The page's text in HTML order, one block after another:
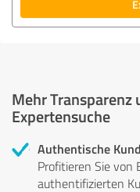
Mehr Transparenz
Expertensuche
Authentische
Profitieren Sie von
authentifizierten